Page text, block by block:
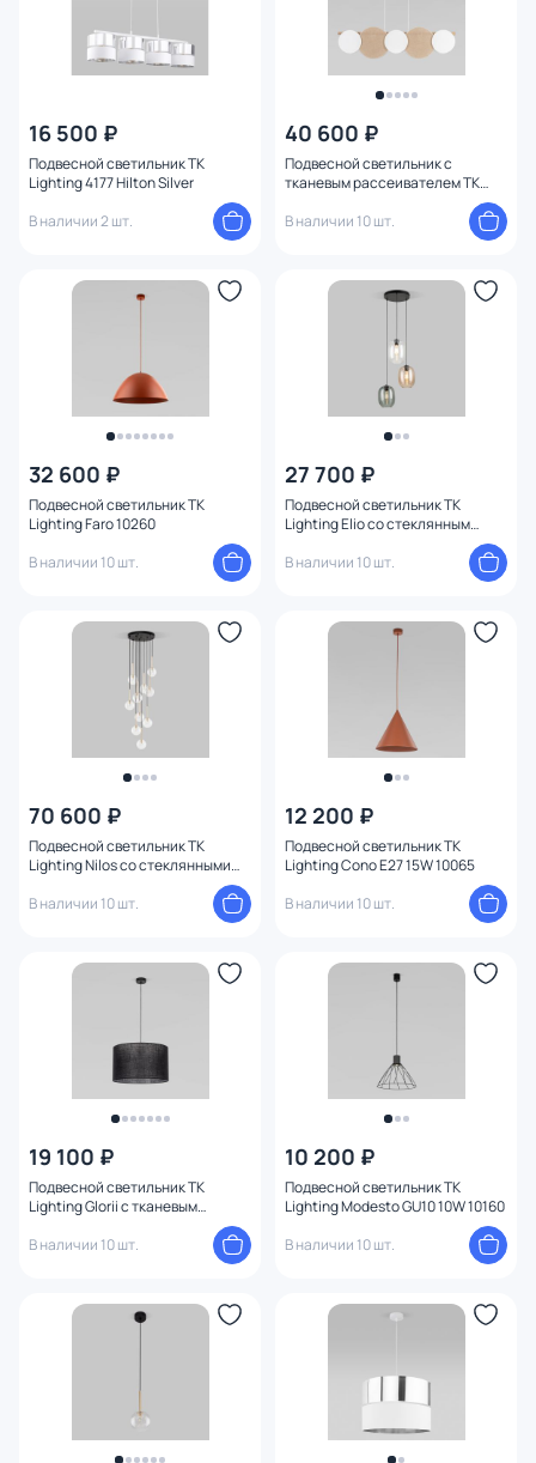
16 500 ₽
Подвесной светильник TK
Lighting 4177 Hilton Silver
В наличии 2 шт.
40 600 ₽
Подвесной светильник с
тканевым рассеивателем TK
В наличии 10 шт.
32 600 ₽
Подвесной светильник TK
Lighting Faro 10260
В наличии 10 шт.
27 700 ₽
Подвесной светильник TK
Lighting Elio со стеклянным
В наличии 10 шт.
70 600 ₽
Подвесной светильник TK
Lighting Nilos со стеклянными
В наличии 10 шт.
12 200 ₽
Подвесной светильник TK
Lighting Cono E27 15W 10065
В наличии 10 шт.
19 100 ₽
Подвесной светильник TK
Lighting Glorii с тканевым
рассеивателем E27 15W 10086
В наличии 10 шт.
10 200 ₽
Подвесной светильник TK
Lighting Modesto GU10 10W 10160
В наличии 10 шт.